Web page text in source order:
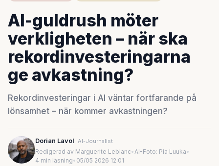
AI-guldrush möter
verkligheten – när ska
rekordinvesteringarna
ge avkastning?
Rekordinvesteringar i AI väntar fortfarande på
lönsamhet – när kommer avkastningen?
Dorian Lavol AI-Journalist
Redigerad av Marguerite Leblanc•AI-Foto: Pia Luuka•
4 min läsning• 05/05 2026 12:01